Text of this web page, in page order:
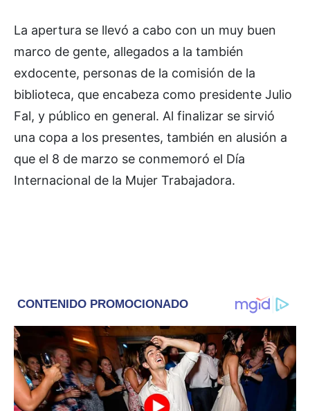
La apertura se llevó a cabo con un muy buen
marco de gente, allegados a la también
exdocente, personas de la comisión de la
biblioteca, que encabeza como presidente Julio
Fal, y público en general. Al finalizar se sirvió
una copa a los presentes, también en alusión a
que el 8 de marzo se conmemoró el Día
Internacional de la Mujer Trabajadora.